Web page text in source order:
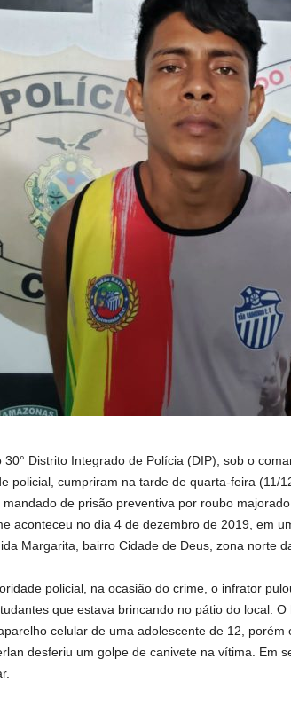
30° Distrito Integrado de Polícia (DIP), sob o
policial, cumpriram na tarde de quarta-feira (11/
mandado de prisão preventiva por roubo
aconteceu no dia 4 de dezembro de 2019, em
Margarita, bairro Cidade de Deus, zona norte
policial, na ocasião do crime, o infrator
que estava brincando no pátio do local.
celular de uma adolescente de 12, porém
desferiu um golpe de canivete na vítima. Em